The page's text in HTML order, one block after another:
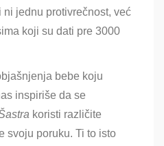
ni jednu protivrečnost, već
koji su dati pre 3000
bebe koju
inspiriše da se
koristi različite
svoju poruku. Ti to isto